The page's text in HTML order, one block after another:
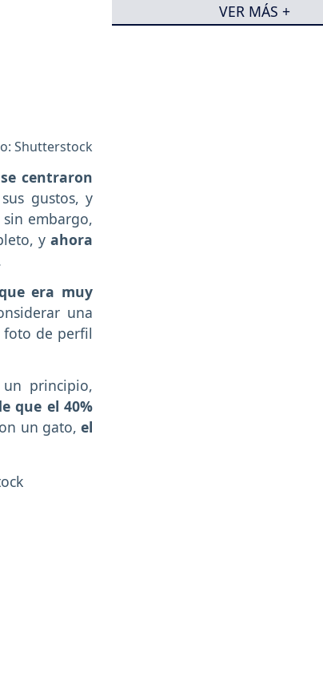
Shutterstock
centraron
gustos, y
embargo,
y ahora
era muy
una
foto de perfil
principio,
que el 40%
un gato,el
VER MÁS +